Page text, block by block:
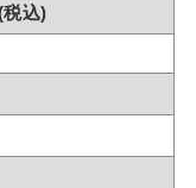
税込)